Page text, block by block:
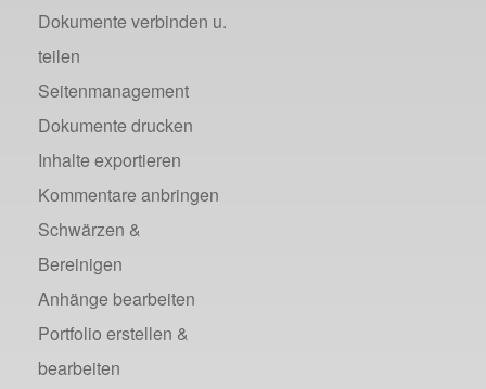
Dokumente verbinden u.
teilen
Seitenmanagement
Dokumente drucken
Inhalte exportieren
Kommentare anbringen
Schwärzen &
Bereinigen
Anhänge bearbeiten
Portfolio erstellen &
bearbeiten